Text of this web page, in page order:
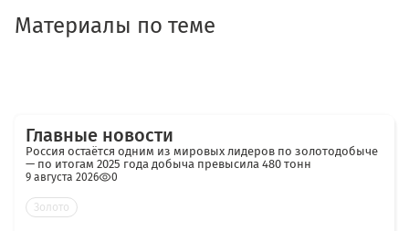
Материалы по теме
Главные новости
Россия остаётся одним из мировых лидеров по золотодобыче
— по итогам 2025 года добыча превысила 480 тонн
9 августа 2026 0
Золото